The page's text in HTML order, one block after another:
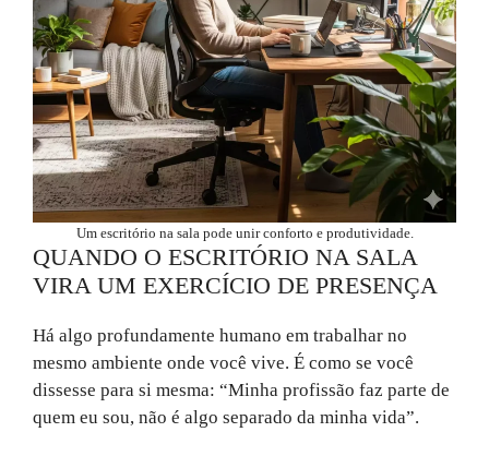
Um escritório na sala pode unir conforto e produtividade.
QUANDO O ESCRITÓRIO NA SALA
VIRA UM EXERCÍCIO DE PRESENÇA
Há algo profundamente humano em trabalhar no
mesmo ambiente onde você vive. É como se você
dissesse para si mesma: “Minha profissão faz parte de
quem eu sou, não é algo separado da minha vida”.